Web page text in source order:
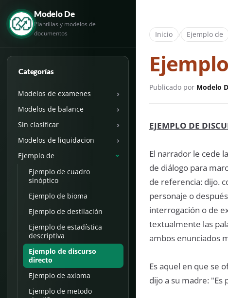
Modelo De
Plantillas y modelos de
documentos
Categorías
Modelos de examenes ›
Modelos de balance ›
Sin clasificar ›
Modelos de liquidacion ›
Ejemplo de ›
Ejemplo de cuadro
sinóptico
Ejemplo de bioma
Ejemplo de destilación
Ejemplo de estadística
descriptiva
Ejemplo de discurso
directo
Ejemplo de axioma
Ejemplo de metodo
Inicio / Ejemplo de
Publicado por Modelo
EJEMPLO DE
El narrador le cede
de diálogo para
de referencia: dijo.
personaje o
interrogación o de
textualmente las
ambos enunciados
Es aquel en que se
dijo a su madre: "Es